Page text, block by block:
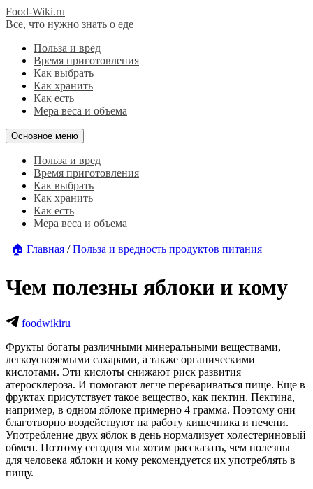
Food-Wiki.ru
Все, что нужно знать о еде
Польза и вред
Время приготовления
Как выбрать
Как хранить
Как есть
Мера веса и объема
Основное меню
Польза и вред
Время приготовления
Как выбрать
Как хранить
Как есть
Мера веса и объема
🏠 Главная /Польза и вредность продуктов питания
Чем полезны яблоки и кому
foodwikiru
Фрукты богаты различными минеральными веществами,
легкоусвояемыми сахарами, а также органическими
кислотами. Эти кислоты снижают риск развития
атеросклероза. И помогают легче перевариваться пище. Еще в
фруктах присутствует такое вещество, как пектин. Пектина,
например, в одном яблоке примерно 4 грамма. Поэтому они
благотворно воздействуют на работу кишечника и печени.
Употребление двух яблок в день нормализует холестериновый
обмен. Поэтому сегодня мы хотим рассказать, чем полезны
для человека яблоки и кому рекомендуется их употреблять в
пищу.